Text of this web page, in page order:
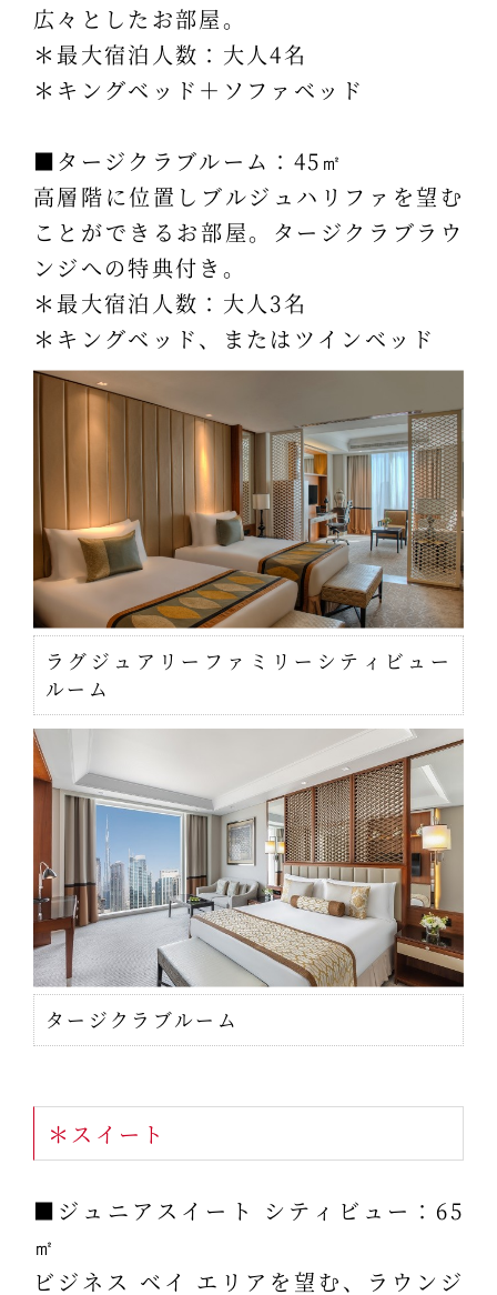
広々としたお部屋。
＊最大宿泊人数：大人4名
＊キングベッド＋ソファベッド
■タージクラブルーム：45㎡
高層階に位置しブルジュハリファを望む
ことができるお部屋。タージクラブラウ
ンジへの特典付き。
＊最大宿泊人数：大人3名
＊キングベッド、またはツインベッド
ラグジュアリーファミリーシティビュー
ルーム
タージクラブルーム
＊スイート
■ジュニアスイート シティビュー：65
㎡
ビジネス ベイ エリアを望む、ラウンジ